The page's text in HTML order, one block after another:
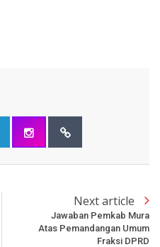
Next article
Jawaban Pemkab Mura
Atas Pemandangan Umum
Fraksi DPRD